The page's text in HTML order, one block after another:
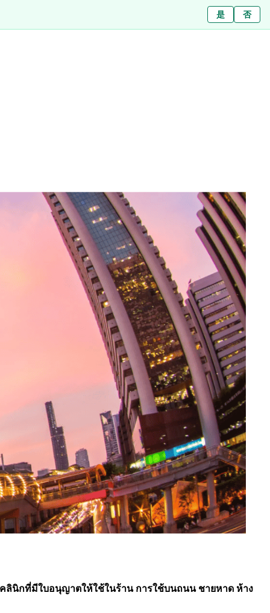
Nein
是 否
สาขาเกี่ยวกับเราบทความข่าวติดต่อ
ลินิกที่มีใบอนุญาตให้ใช้ในร้าน การใช้บนถนน ชายหาด ห้าง